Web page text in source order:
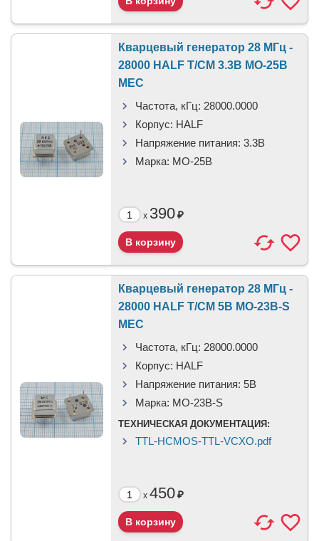
Кварцевый генератор 28 МГц -
28000 HALF T/CM 3.3В MO-25B
MEC
Частота, кГц: 28000.0000
Корпус: HALF
Напряжение питания: 3.3В
Марка: MO-25B
x 390₽
Кварцевый генератор 28 МГц -
28000 HALF T/CM 5В MO-23B-S
MEC
Частота, кГц: 28000.0000
Корпус: HALF
Напряжение питания: 5В
Марка: MO-23B-S
ТЕХНИЧЕСКАЯ ДОКУМЕНТАЦИЯ:
TTL-HCMOS-TTL-VCXO.pdf
x 450₽